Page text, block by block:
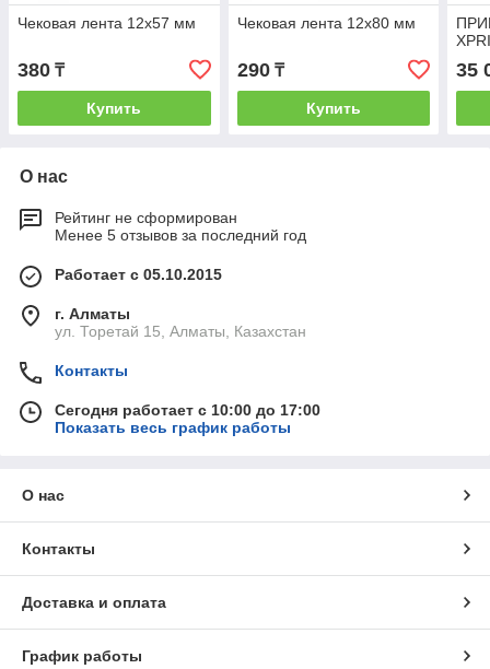
Чековая лента 12х57 мм
380 ₸
Купить
Чековая лента 12х80 мм
290₸
Купить
35
О нас
Рейтинг не сформирован
Менее 5 отзывов за последний год
Работает с 05.10.2015
г. Алматы
ул. Торетай 15, Алматы, Казахстан
Контакты
Сегодня работает с 10:00 до 17:00
Показать весь график работы
О нас
Контакты
Доставка и оплата
График работы